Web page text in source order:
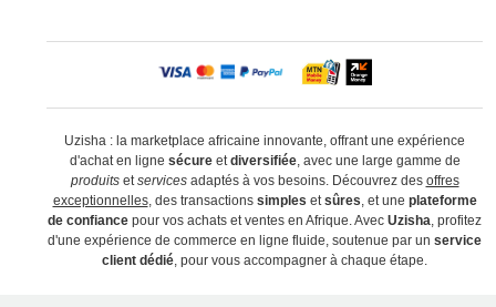
Uzisha : la marketplace africaine innovante, offrant une expérience
d'achat en ligne sécureetdiversifiée, avec une large gamme de
produitsetservicesadaptés à vos besoins. Découvrez des offres
exceptionnelles, des transactions simples etsûres, et une plateforme
de confiance pour vos achats et ventes en Afrique. Avec Uzisha, profitez
d'une expérience de commerce en ligne fluide, soutenue par un service
client dédié, pour vous accompagner à chaque étape.